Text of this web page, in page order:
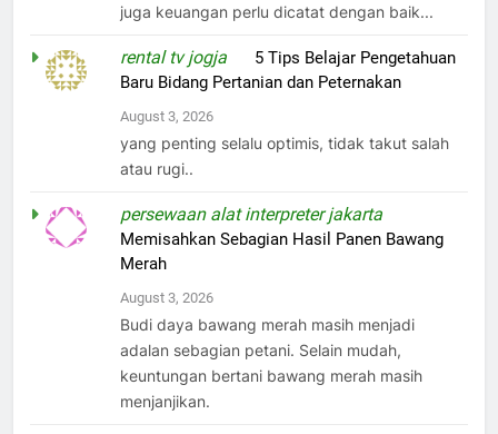
juga keuangan perlu dicatat dengan baik...
rental tv jogja
5 Tips Belajar Pengetahuan
Baru Bidang Pertanian dan Peternakan
August 3, 2026
yang penting selalu optimis, tidak takut salah
atau rugi..
persewaan alat interpreter jakarta
Memisahkan Sebagian Hasil Panen Bawang
Merah
August 3, 2026
Budi daya bawang merah masih menjadi
adalan sebagian petani. Selain mudah,
keuntungan bertani bawang merah masih
menjanjikan.